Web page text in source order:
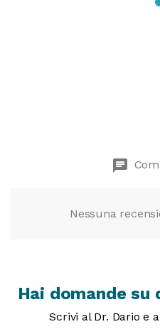
chat
Nessuna
Hai domande
Scrivi al Dr. Dario e